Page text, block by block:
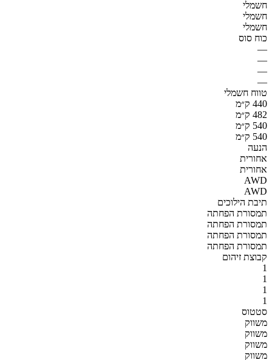
חשמלי
חשמלי
חשמלי
כוח סוס
—
—
—
—
טווח חשמלי
440 ק״מ
482 ק״מ
540 ק״מ
540 ק״מ
הנעה
אחורית
אחורית
AWD
AWD
תיבת הילוכים
תמסורת הפחתה
תמסורת הפחתה
תמסורת הפחתה
תמסורת הפחתה
קבוצת זיהום
1
1
1
1
סטטוס
משווק
משווק
משווק
משווק